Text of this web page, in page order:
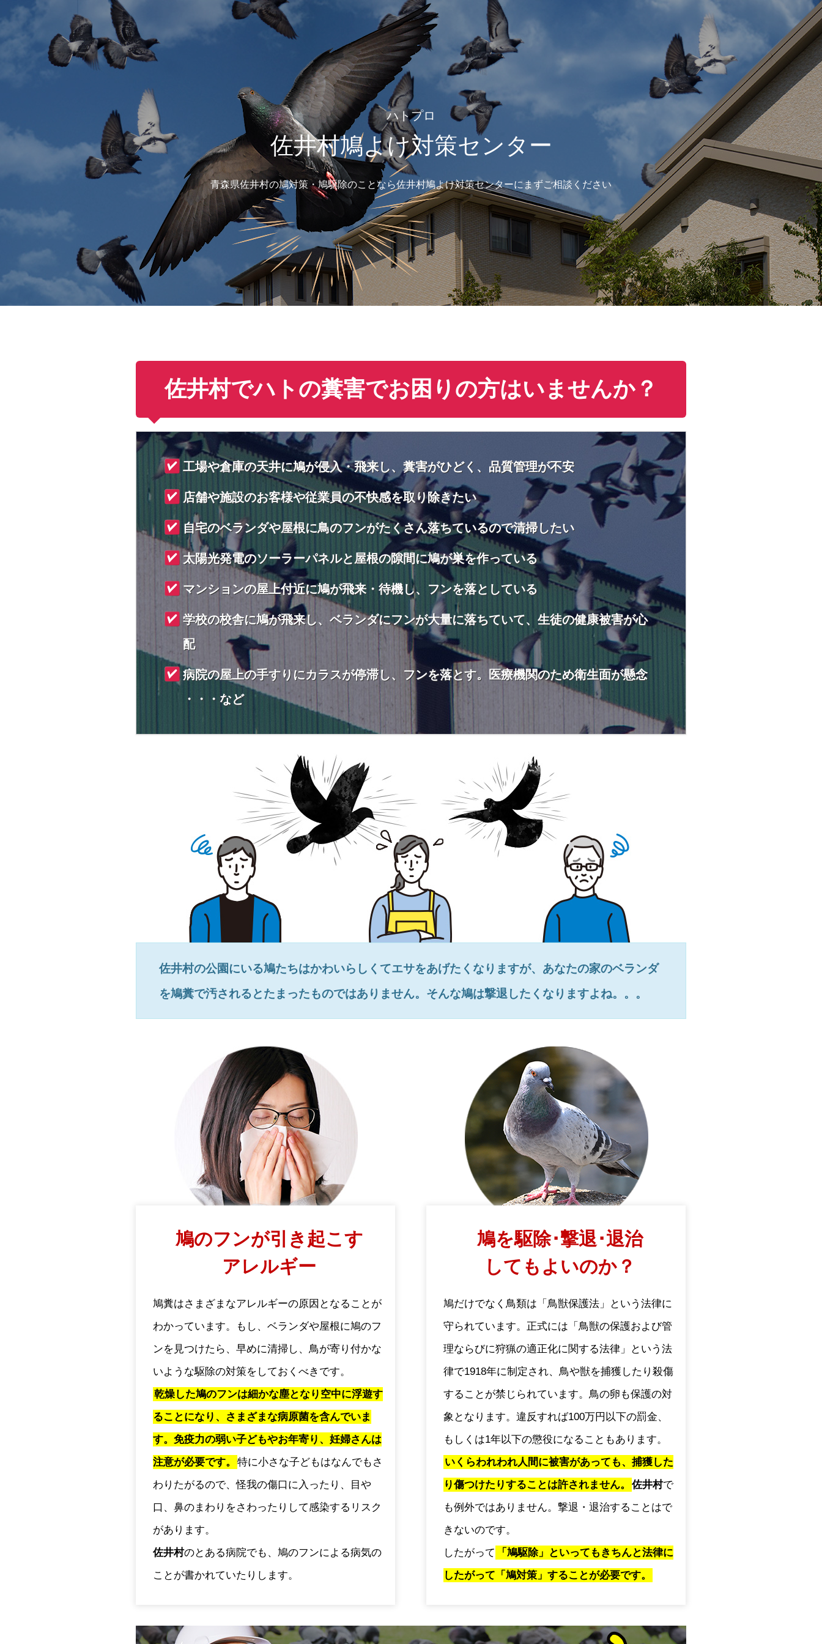
ハトプロ
佐井村鳩よけ対策センター
青森県佐井村の鳩対策・鳩駆除のことなら佐井村鳩よけ対策センターにまずご相談ください
佐井村でハトの糞害でお困りの方はいませんか？
工場や倉庫の天井に鳩が侵入・飛来し、糞害がひどく、品質管理が不安
店舗や施設のお客様や従業員の不快感を取り除きたい
自宅のベランダや屋根に鳥のフンがたくさん落ちているので清掃したい
太陽光発電のソーラーパネルと屋根の隙間に鳩が巣を作っている
マンションの屋上付近に鳩が飛来・待機し、フンを落としている
学校の校舎に鳩が飛来し、ベランダにフンが大量に落ちていて、生徒の健康被害が心
配
病院の屋上の手すりにカラスが停滞し、フンを落とす。医療機関のため衛生面が懸念
・・・など
佐井村の公園にいる鳩たちはかわいらしくてエサをあげたくなりますが、あなたの家のベランダ
を鳩糞で汚されるとたまったものではありません。そんな鳩は撃退したくなりますよね。。。
鳩のフンが引き起こす
アレルギー
鳩糞はさまざまなアレルギーの原因となることが
わかっています。もし、ベランダや屋根に鳩のフ
ンを見つけたら、早めに清掃し、鳥が寄り付かな
いような駆除の対策をしておくべきです。
乾燥した鳩のフンは細かな塵となり空中に浮遊す
ることになり、さまざまな病原菌を含んでいま
す。免疫力の弱い子どもやお年寄り、妊婦さんは
注意が必要です。
特に小さな子どもはなんでもさ
わりたがるので、怪我の傷口に入ったり、目や
口、鼻のまわりをさわったりして感染するリスク
があります。
佐井村のとある病院でも、鳩のフンによる病気の
ことが書かれていたりします。
鳩を駆除･撃退･退治
してもよいのか？
鳩だけでなく鳥類は「鳥獣保護法」という法律に
守られています。正式には「鳥獣の保護および管
理ならびに狩猟の適正化に関する法律」という法
律で1918年に制定され、鳥や獣を捕獲したり殺傷
することが禁じられています。鳥の卵も保護の対
象となります。違反すれば100万円以下の罰金、
もしくは1年以下の懲役になることもあります。
いくらわれわれ人間に被害があっても、捕獲した
り傷つけたりすることは許されません。
佐井村で
も例外ではありません。撃退・退治することはで
きないのです。
したがって
「鳩駆除」といってもきちんと法律に
したがって「鳩対策」することが必要です。